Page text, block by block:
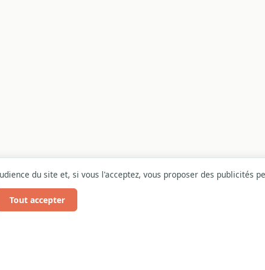
du site et, si vous l'acceptez, vous proposer des publicités
Tout accepter